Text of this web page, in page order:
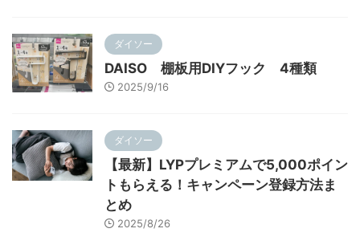
ダイソー
DAISO 棚板用DIYフック 4種類
2025/9/16
ダイソー
【最新】LYPプレミアムで5,000ポイン
トもらえる！キャンペーン登録方法ま
とめ
2025/8/26